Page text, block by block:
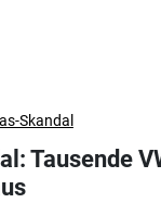
Skandal
Tausende